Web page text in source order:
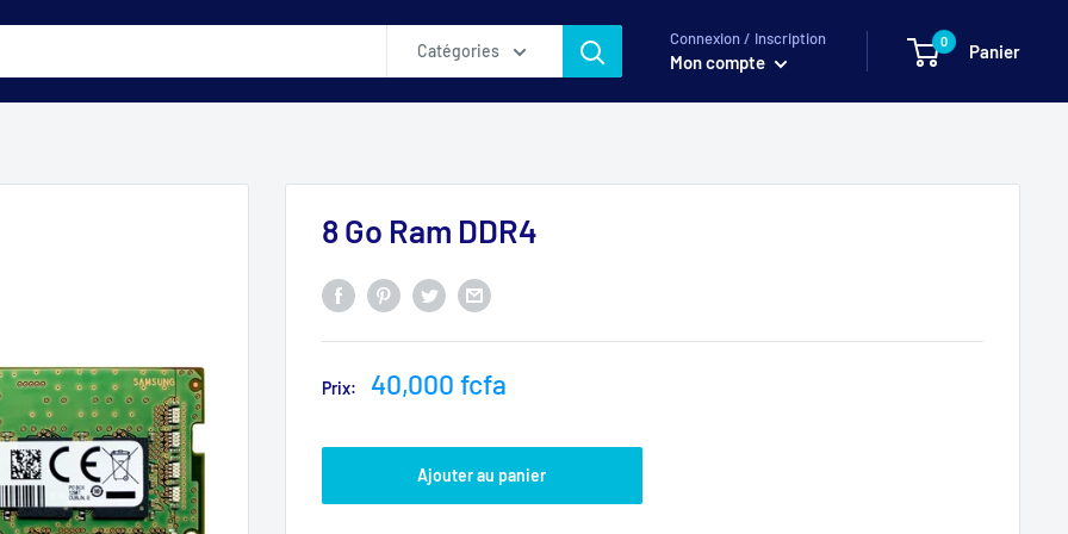
Catégories
Connexion / Inscription
Mon compte
0 Panier
8 Go Ram DDR4
Prix:
Prix
40,000 fcfa
Ajouter au panier